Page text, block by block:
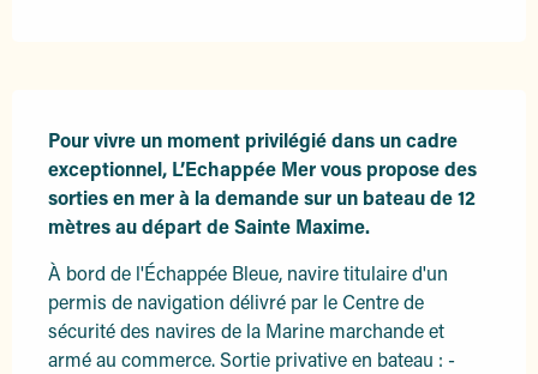
Pour vivre un moment privilégié dans un cadre
exceptionnel, L’Echappée Mer vous propose des
sorties en mer à la demande sur un bateau de 12
mètres au départ de Sainte Maxime.
À bord de l'Échappée Bleue, navire titulaire d'un
permis de navigation délivré par le Centre de
sécurité des navires de la Marine marchande et
armé au commerce. Sortie privative en bateau : -